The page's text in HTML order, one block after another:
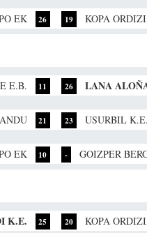
EK 26 19 KOPA
E.B. 11 26 LANA
21 23 USURBIL K.E.
EK 10 - GOIZPER
K.E. 25 20 KOPA